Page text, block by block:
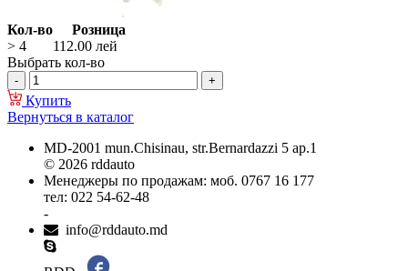
Кол-во
Розница
> 4
112.00 лей
Выбрать кол-во
Купить
Вернуться в каталог
MD-2001 mun.Chisinau, str.Bernardazzi 5 ap.1
© 2026 rddauto
Менеджеры по продажам: моб. 0767 16 177
тел: 022 54-62-48
-
info@rddauto.md